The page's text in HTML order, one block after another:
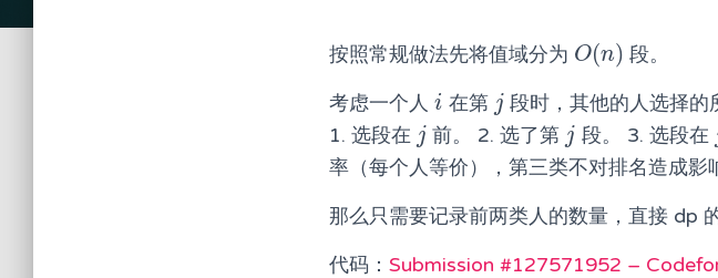
按照常规做法先将值域分为 O(n)
O(n) 段。
考虑一个人 i
i 在第 j
j 段时，其他的人选择的
1. 选段在 j
j 前。 2. 选了第 j
j 段。 3. 选段在 j
率（每个人等价），第三类不对排名造成影
那么只需要记录前两类人的数量，直接 dp
代码： Submission #127571952 –